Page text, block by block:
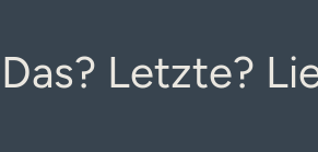
Das? Letzte?